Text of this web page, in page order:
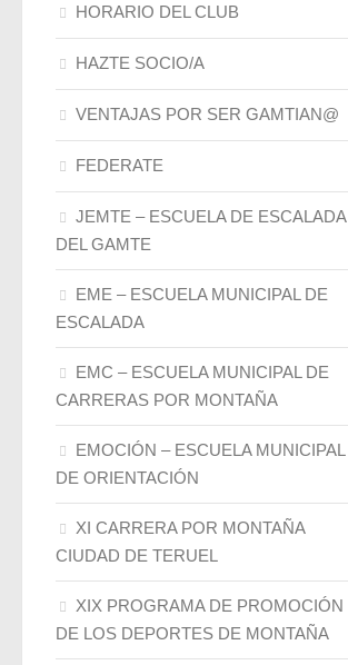
HORARIO DEL CLUB
HAZTE SOCIO/A
VENTAJAS POR SER GAMTIAN@
FEDERATE
JEMTE – ESCUELA DE ESCALADA
DEL GAMTE
EME – ESCUELA MUNICIPAL DE
ESCALADA
EMC – ESCUELA MUNICIPAL DE
CARRERAS POR MONTAÑA
EMOCIÓN – ESCUELA MUNICIPAL
DE ORIENTACIÓN
XI CARRERA POR MONTAÑA
CIUDAD DE TERUEL
XIX PROGRAMA DE PROMOCIÓN
DE LOS DEPORTES DE MONTAÑA